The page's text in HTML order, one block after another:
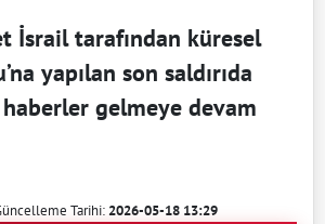
İsrail tarafından küresel
yapılan son saldırıda
gelmeye devam
Tarihi:2026-05-18 13:29